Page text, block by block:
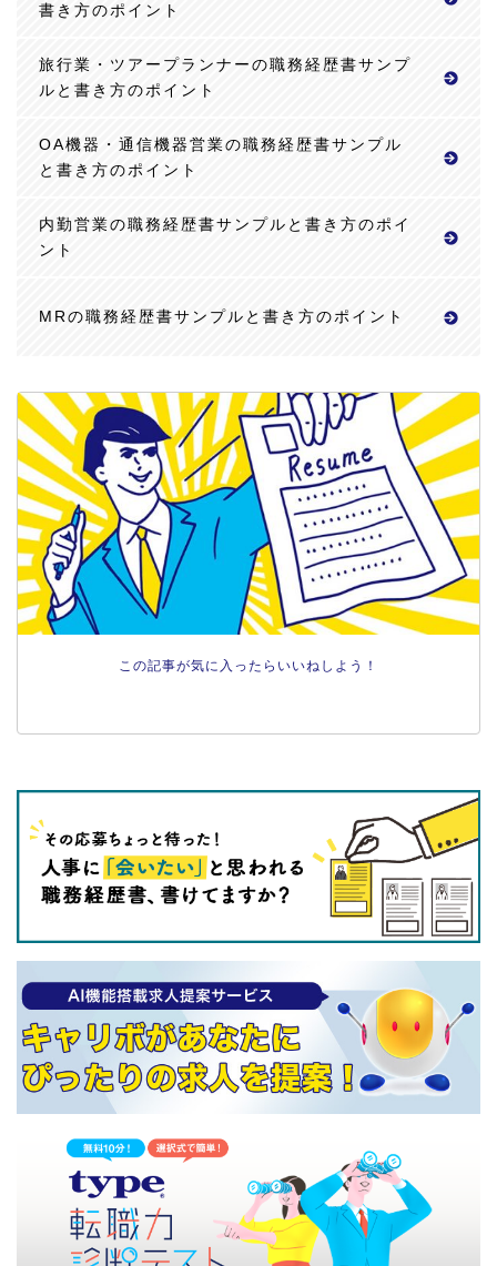
書き方のポイント
旅行業・ツアープランナーの職務経歴書サンプ
ルと書き方のポイント
OA機器・通信機器営業の職務経歴書サンプル
と書き方のポイント
内勤営業の職務経歴書サンプルと書き方のポイ
ント
MRの職務経歴書サンプルと書き方のポイント
この記事が気に入ったらいいねしよう！